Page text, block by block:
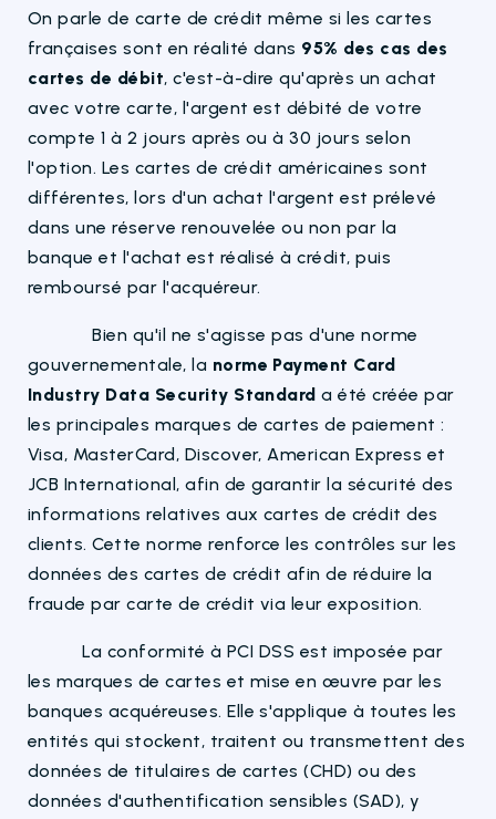
On parle de carte de crédit même si les cartes
françaises sont en réalité dans 95% des cas des
cartes de débit, c'est-à-dire qu'après un achat
avec votre carte, l'argent est débité de votre
compte 1 à 2 jours après ou à 30 jours selon
l'option. Les cartes de crédit américaines sont
différentes, lors d'un achat l'argent est prélevé
dans une réserve renouvelée ou non par la
banque et l'achat est réalisé à crédit, puis
remboursé par l'acquéreur.
Bien qu'il ne s'agisse pas d'une norme
gouvernementale, la norme Payment Card
Industry Data Security Standarda été créée par
les principales marques de cartes de paiement :
Visa, MasterCard, Discover, American Express et
JCB International, afin de garantir la sécurité des
informations relatives aux cartes de crédit des
clients. Cette norme renforce les contrôles sur les
données des cartes de crédit afin de réduire la
fraude par carte de crédit via leur exposition.
La conformité à PCI DSS est imposée par
les marques de cartes et mise en œuvre par les
banques acquéreuses. Elle s'applique à toutes les
entités qui stockent, traitent ou transmettent des
données de titulaires de cartes (CHD) ou des
données d'authentification sensibles (SAD), y